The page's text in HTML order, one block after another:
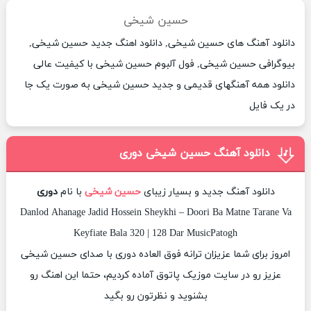
حسین شیخی
دانلود آهنگ های حسین شیخی, دانلود اهنگ جدید حسین شیخی,
بیوگرافی حسین شیخی, فول آلبوم حسین شیخی با کیفیت عالی
دانلود همه آهنگهای قدیمی و جدید حسین شیخی به صورت یک جا
در یک فایل
دانلود آهنگ حسین شیخی دوری
دانلود آهنگ جدید و بسیار زیبایحسین شیخی با نامدوری
Danlod Ahanage Jadid Hossein Sheykhi – Doori Ba Matne Tarane Va
Keyfiate Bala 320 | 128 Dar MusicPatogh
امروز برای شما عزیزان ترانه فوق العاده دوری با صدای حسین شیخی
عزیز رو در سایت موزیک پاتوق آماده کردیم، حتما این اهنگ رو
بشنوید و نظرتون رو بگید